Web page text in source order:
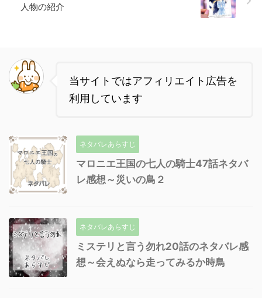
人物の紹介
当サイトではアフィリエイト広告を
利用しています
ネタバレあらすじ
マロニエ王国の七人の騎士47話ネタバ
レ感想～災いの鳥２
ネタバレあらすじ
ミステリと言う勿れ20話のネタバレ感
想～会えぬなら走ってみるか時鳥